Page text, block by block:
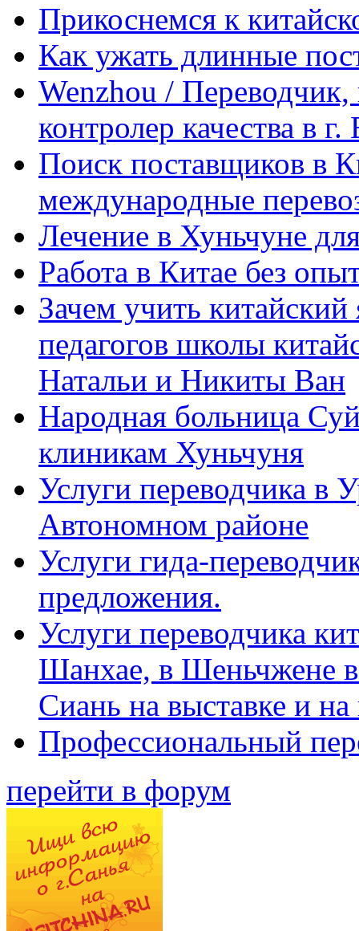
Прикоснемся к
Как ужать длинные
Wenzhou / Переводчик,
контролер качества в
Поиск поставщиков в
международные
Лечение в Хуньчуне
Работа в Китае без
Зачем учить
педагогов школы
Натальи и Никиты Ван
Народная больница
клиникам Хуньчуня
Услуги переводчика в
Автономном районе
Услуги гида-
предложения.
Услуги переводчика
Шанхае, в Шеньчжене
Сиань на выставке и
Профессиональный
перейти в форум